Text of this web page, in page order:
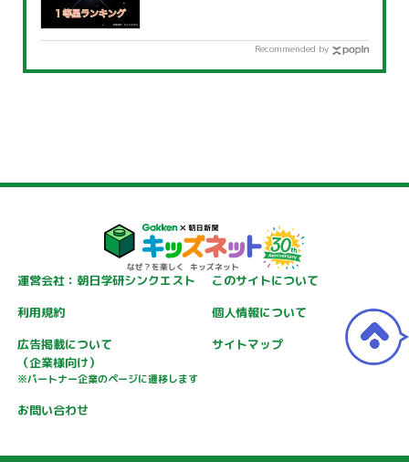
Recommended by
運営会社：朝日学研シンクエスト
このサイトについて
利用規約
個人情報について
広告掲載について
（企業様向け）
※パートナー企業のページに遷移します
サイトマップ
お問い合わせ